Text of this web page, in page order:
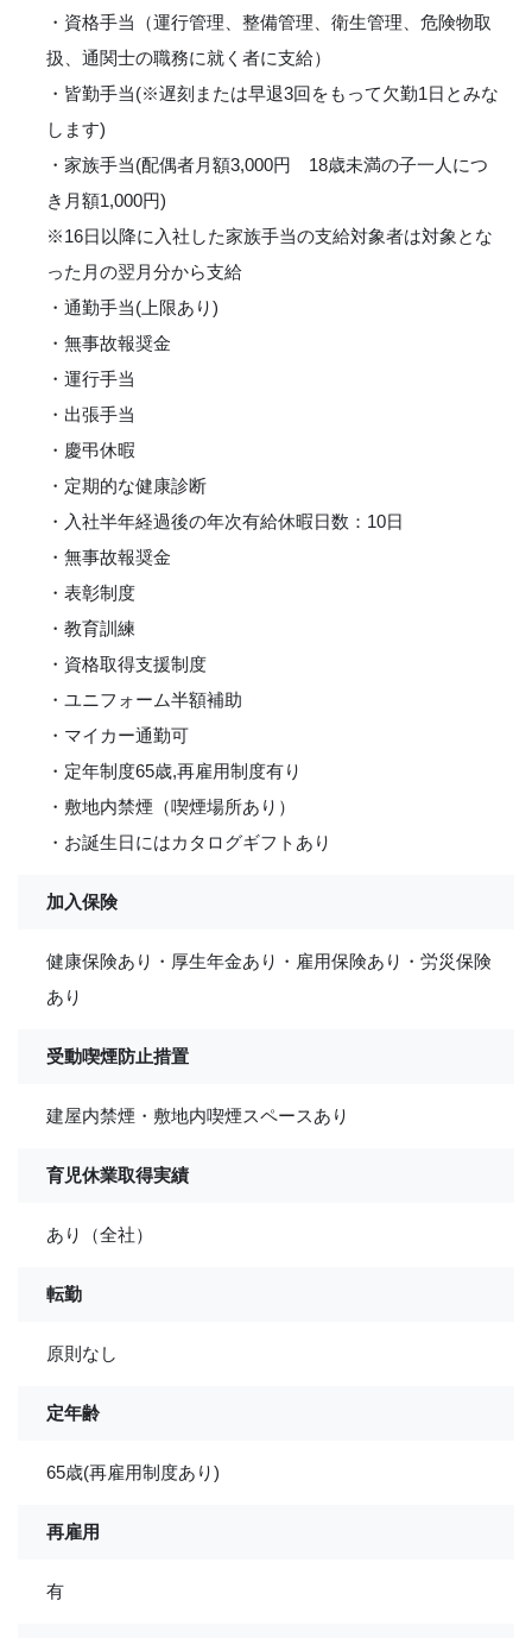
・資格手当（運行管理、整備管理、衛生管理、危険物取
扱、通関士の職務に就く者に支給）
・皆勤手当(※遅刻または早退3回をもって欠勤1日とみな
します)
・家族手当(配偶者月額3,000円 18歳未満の子一人につ
き月額1,000円)
※16日以降に入社した家族手当の支給対象者は対象とな
った月の翌月分から支給
・通勤手当(上限あり)
・無事故報奨金
・運行手当
・出張手当
・慶弔休暇
・定期的な健康診断
・入社半年経過後の年次有給休暇日数：10日
・無事故報奨金
・表彰制度
・教育訓練
・資格取得支援制度
・ユニフォーム半額補助
・マイカー通勤可
・定年制度65歳,再雇用制度有り
・敷地内禁煙（喫煙場所あり）
・お誕生日にはカタログギフトあり
加入保険
健康保険あり・厚生年金あり・雇用保険あり・労災保険
あり
受動喫煙防止措置
建屋内禁煙・敷地内喫煙スペースあり
育児休業取得実績
あり（全社）
転勤
原則なし
定年齢
65歳(再雇用制度あり)
再雇用
有